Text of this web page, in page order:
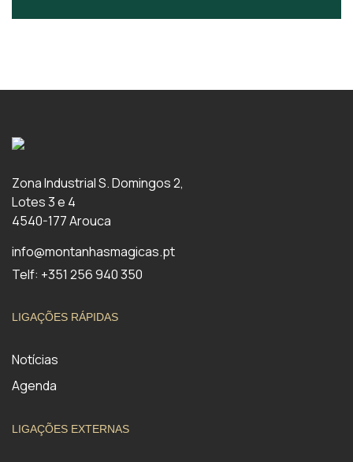
Zona Industrial S. Domingos 2,
Lotes 3 e 4
4540-177 Arouca
info@montanhasmagicas.pt
Telf: +351 256 940 350
LIGAÇÕES RÁPIDAS
Notícias
Agenda
LIGAÇÕES EXTERNAS